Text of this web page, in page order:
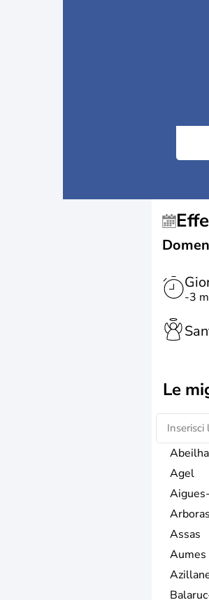
-3
Le
Agel
Arboras
Assas
Aumes